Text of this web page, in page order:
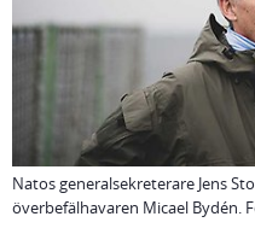
Natos generalsekreterare Jens
överbefälhavaren Micael Bydén.